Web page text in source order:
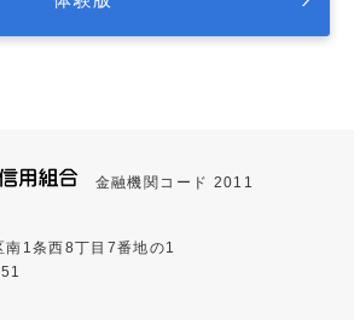
金融機関コード 2011
南1条西8丁目7番地の1